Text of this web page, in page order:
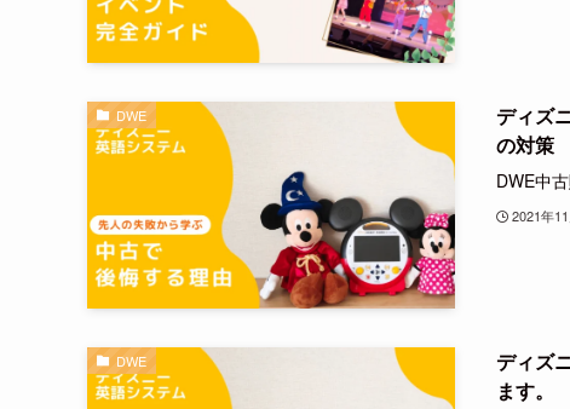
DWE
ディズ
の対策
DWE中
2021年
DWE
ディズ
ます。